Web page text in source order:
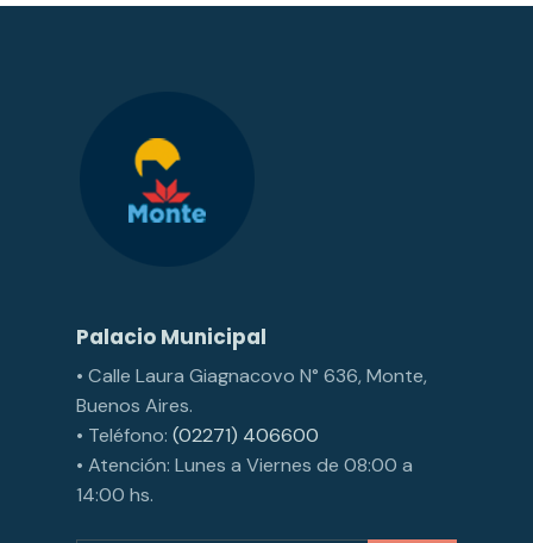
Palacio Municipal
• Calle Laura Giagnacovo N° 636, Monte,
Buenos Aires.
• Teléfono: (02271) 406600
• Atención: Lunes a Viernes de 08:00 a
14:00 hs.